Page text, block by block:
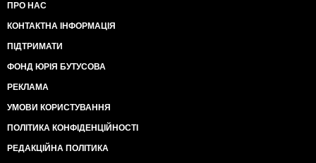
ПРО НАС
КОНТАКТНА ІНФОРМАЦІЯ
ПІДТРИМАТИ
ФОНД ЮРІЯ БУТУСОВА
РЕКЛАМА
УМОВИ КОРИСТУВАННЯ
ПОЛІТИКА КОНФІДЕНЦІЙНОСТІ
РЕДАКЦІЙНА ПОЛІТИКА